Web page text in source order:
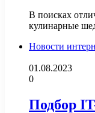
В поисках
кулинарные
Новости
01.08.2023
0
Подбор